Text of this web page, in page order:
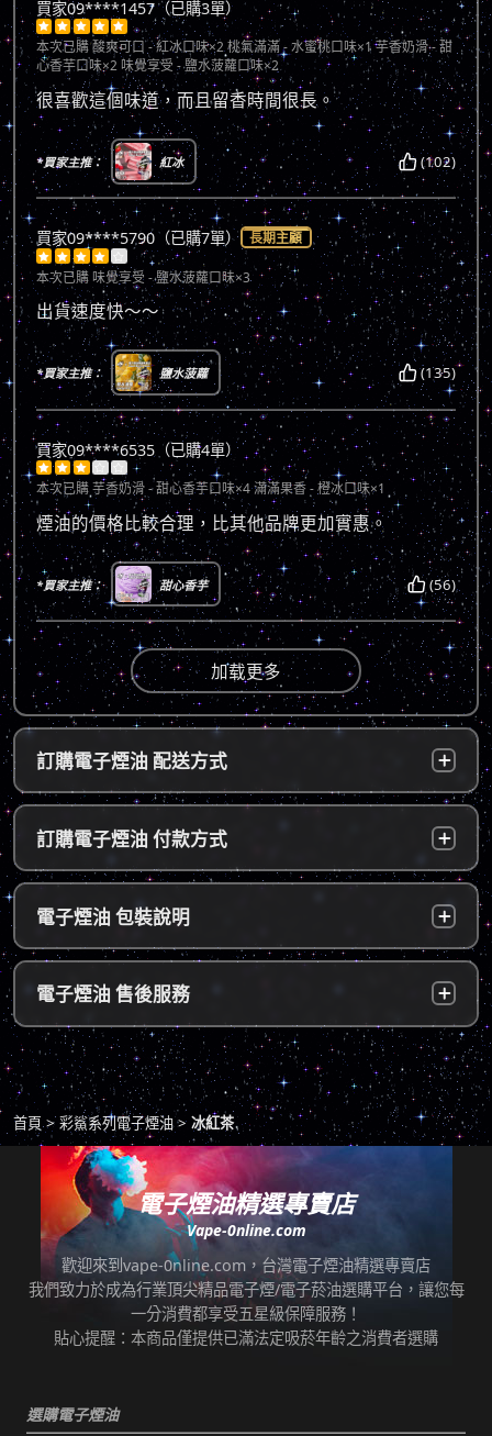
買家09****1457（已購3單）
    
本次已購酸爽可口 - 紅冰口味×2 桃氣滿滿 - 水蜜桃口味×1 芋香奶滑 - 甜
心香芋口味×2 味覺享受 - 鹽水菠蘿口味×2
很喜歡這個味道，而且留香時間很長。
*買家主推： 紅冰 (102)
買家09****5790（已購7單） 長期主顧
    
本次已購 味覺享受 - 鹽水菠蘿口味×3
出貨速度快～～
*買家主推： 鹽水菠蘿 (135)
買家09****6535（已購4單）
    
本次已購芋香奶滑 - 甜心香芋口味×4 滿滿果香 - 橙冰口味×1
煙油的價格比較合理，比其他品牌更加實惠。
*買家主推： 甜心香芋 (56)
加载更多
訂購電子煙油 配送方式
台灣本島：
a. 黑貓宅配：訂單成立後，24小時內寄出，2
～5個工作天內可送達指定地址。
2～5個工作天內可送達指定便利店。（ 如遇休
延。遇異常出貨情況，將另外通知您）。
*提示1：線上支付成功並至便利店取貨者須核
對證件，取貨人必須是商品託運單上的收件
人，收件人請勿使用暱稱、假名以免無法順利
取貨。
*提示2：至便利店付款並取貨者，請確認您提
交訂單時的暱稱與包裹是否一致，順利付款後
即可取貨。
*提示3：使用超商到店未取貨者，或會影響
「超商取貨信用」而導致無法再次使用超商取
貨服務，請顧客及時前往取貨。
任何運輸配送方式皆有發生延誤之可能，我們
保證訂單成立後會在24小時內出貨，但無法保
證物流配送零機率延遲。
訂購電子煙油 付款方式
貨到付款：
使用貨到付款方式只需於配達貨物時，將訂單
款項以新台幣現金的方式繳款，即可完成付
款。
超商付款：
訂單送達門市後，會寄送簡訊通知取貨，請至
超商告知門市人員您訂購時所填寫的聯絡電話
後三碼，並付款取貨。
電子煙油 包裝說明
隱密包裝：
由於台灣法律政策原因，包裝上不會註明內容
物，謝謝理解。
電子煙油 售後服務
退換貨原則 包裹拆封請全程錄影，已確保雙方權益。
商品若有任何瑕疵問題，請拍照/錄影並聯絡本
站客服，以利於退/換貨保固處理。
七天鑑賞期內有任何非人為問題，可免費退/換
貨。超過七天鑑賞期後若要退/換全新未拆封非
瑕疵商品，將收取總金額的20%服務費，並需
自行承擔來回運費。
本站所有商品在運送途中均有可能因為壓力改
變而造成滲漏問題，如發現滲漏，請拍照/錄影
並聯絡客服進行免費退換。有其他疑慮請聯絡
客服。
首頁 彩鯊系列電子煙油 冰紅茶
電子煙油精選專賣店
Vape-0nline.com
歡迎來到vape-0nline.com，台灣電子煙油精選專賣店
我們致力於成為行業頂尖精品電子煙/電子菸油選購平台，讓您每
一分消費都享受五星級保障服務！
貼心提醒：本商品僅提供已滿法定吸菸年齡之消費者選購
選購電子煙油